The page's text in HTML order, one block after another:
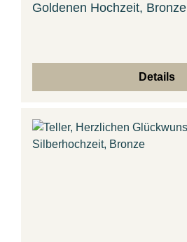
Goldenen Hochzeit, Bronze
Details